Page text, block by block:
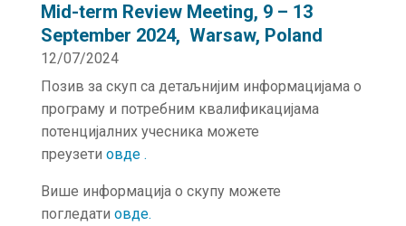
Mid-term Review Meeting, 9 – 13
September 2024, Warsaw, Poland
12/07/2024
Позив за скуп са детаљнијим информацијама о
програму и потребним квалификацијама
потенцијалних учесника можете
преузети овде .
Више информација о скупу можете
погледати овде.